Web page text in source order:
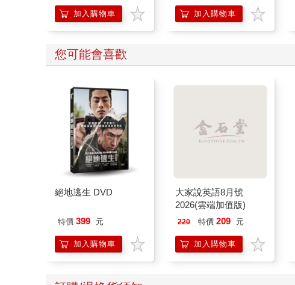
加入購物車 加入購物車
您可能會喜歡
絕地逃生 DVD
特價 399 元
加入購物車
大家說英語8月號
2026(雲端加值版)
220 特價 209 元
加入購物車